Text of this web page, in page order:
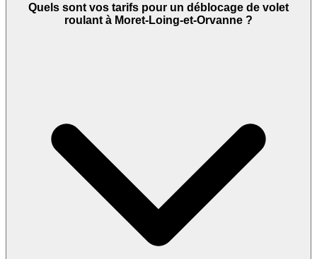
Quels sont vos tarifs pour un déblocage de volet
roulant à Moret-Loing-et-Orvanne ?